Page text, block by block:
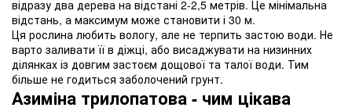
відразу два дерева на відстані 2-2,5 метрів. Це мінімальна
відстань, а максимум може становити і 30 м.
Ця рослина любить вологу, але не терпить застою води. Не
варто заливати її в діжці, або висаджувати на низинних
ділянках із довгим застоєм дощової та талої води. Тим
більше не годиться заболочений грунт.
Азиміна трилопатова - чим цікава